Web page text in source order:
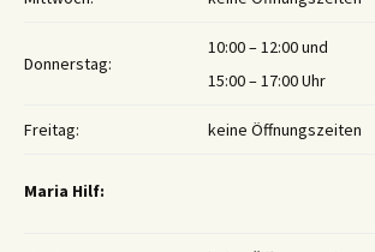
Donnerstag:
10:00 – 12:00 und
15:00 – 17:00 Uhr
Freitag: keine Öffnungszeiten
Maria Hilf: